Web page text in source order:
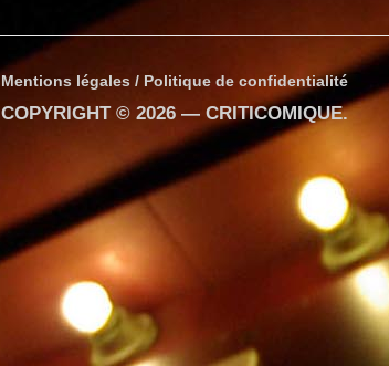
Mentions légales / Politique de confidentialité
COPYRIGHT © 2026 — CRITICOMIQUE.